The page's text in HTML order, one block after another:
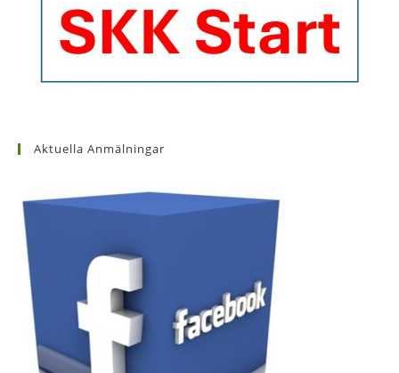
Aktuella Anmälningar